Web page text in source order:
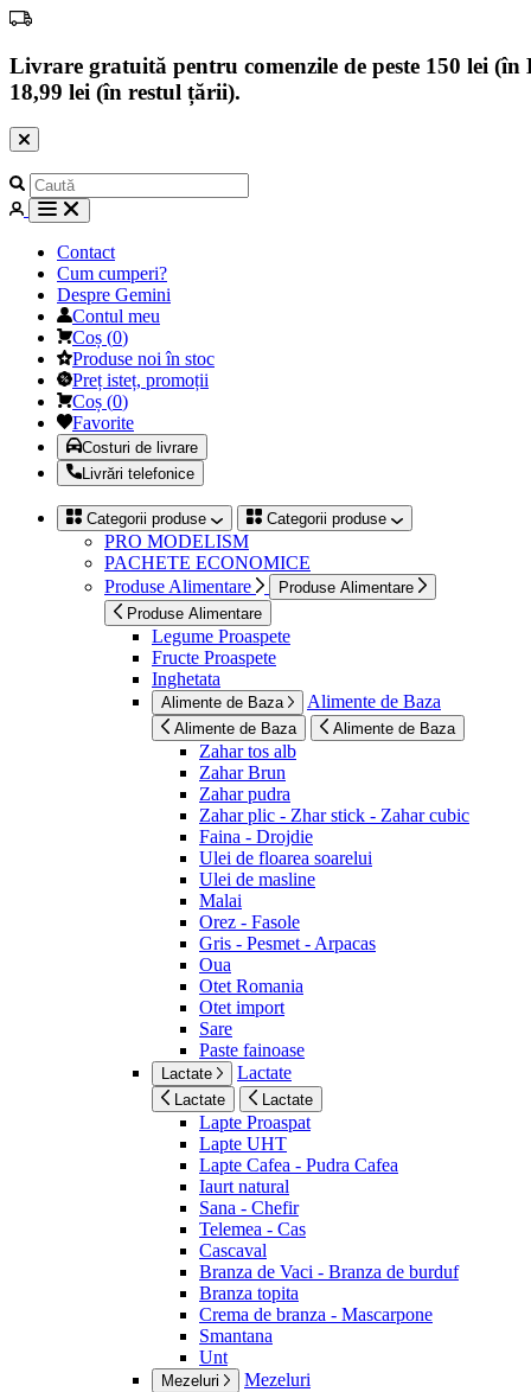
Livrare gratuită pentru comenzile de peste 150 lei
18,99 lei (în restul țării).
Contact
Cum cumperi?
Despre Gemini
Contul meu
Coș (0)
Produse noi în stoc
Preț isteț, promoții
Coș (0)
Favorite
Costuri de livrare
Livrări telefonice
Categorii produse Categorii produse
PRO MODELISM
PACHETE ECONOMICE
Produse Alimentare
Produse Alimentare
Produse Alimentare
Legume Proaspete
Fructe Proaspete
Inghetata
Alimente de Baza Alimente de Baza
Alimente de Baza Alimente de Baza
Zahar tos alb
Zahar Brun
Zahar pudra
Zahar plic - Zhar stick - Zahar cubic
Faina - Drojdie
Ulei de floarea soarelui
Ulei de masline
Malai
Orez - Fasole
Gris - Pesmet - Arpacas
Oua
Otet Romania
Otet import
Sare
Paste fainoase
Lactate Lactate
Lactate Lactate
Lapte Proaspat
Lapte UHT
Lapte Cafea - Pudra Cafea
Iaurt natural
Sana - Chefir
Telemea - Cas
Cascaval
Branza de Vaci - Branza de burduf
Branza topita
Crema de branza - Mascarpone
Smantana
Unt
Mezeluri Mezeluri